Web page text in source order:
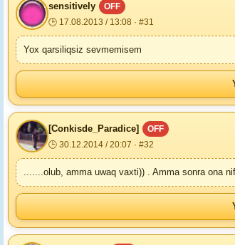
sensitively
OFF
🕒 17.08.2013 / 13:08 · #31
Yox qarsiliqsiz sevmemisem
[Conkisde_Paradice]
OFF
🕒 30.12.2014 / 20:07 · #32
.......olub, amma uwaq vaxti)) . Amma sonra ona